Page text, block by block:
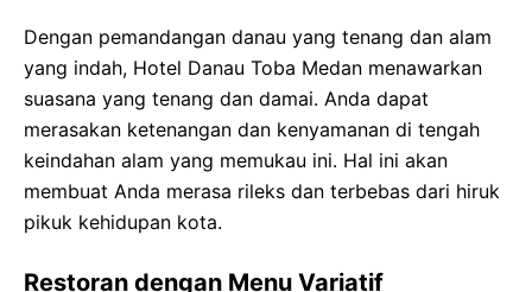
Dengan pemandangan danau yang tenang dan alam
yang indah, Hotel Danau Toba Medan menawarkan
suasana yang tenang dan damai. Anda dapat
merasakan ketenangan dan kenyamanan di tengah
keindahan alam yang memukau ini. Hal ini akan
membuat Anda merasa rileks dan terbebas dari hiruk
pikuk kehidupan kota.
Restoran dengan Menu Variatif